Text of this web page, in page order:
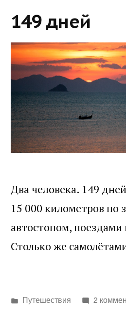
149 дней
Два человека. 149
15 000 километров по
автостопом, поездами
Столько же
Написано
Путешествия 2